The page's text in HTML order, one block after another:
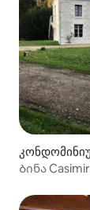
Ბინა